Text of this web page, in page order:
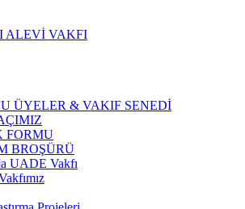
ÜYELER & VAKIF SENEDİ
FORMU
BROŞÜRÜ
UADE Vakfı